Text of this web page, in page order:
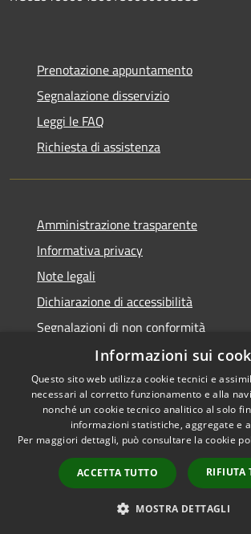
Prenotazione appuntamento
Segnalazione disservizio
Leggi le FAQ
Richiesta di assistenza
Amministrazione trasparente
Informativa privacy
Note legali
Dichiarazione di accessibilità
Segnalazioni di non conformità
Accessibilità
Privacy
Mappa del sito
AMT fino al 31/12/2021
Copyright
Informazioni sui
Questo sito web utilizza cookie tecnici e
necessari al corretto funzionamento e alla
nonché un cookie tecnico analitico al solo
informazioni statistiche, aggregate e
Per maggiori dettagli, può consultare la cookie
ACCETTA TUTTO RIFIUTA
MOSTRA DETTAGLI